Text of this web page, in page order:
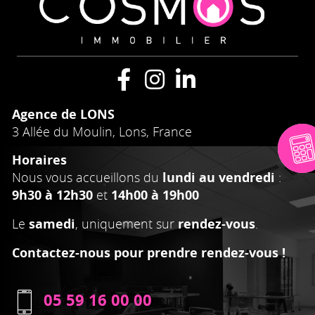
Agence de LONS
3 Allée du Moulin, Lons, France
Horaires
Nous vous accueillons du lundi au vendredi :
9h30 à 12h30 et 14h00 à 19h00
Le samedi, uniquement sur rendez-vous
Contactez-nous pour prendre rendez-vous !
05 59 16 00 00